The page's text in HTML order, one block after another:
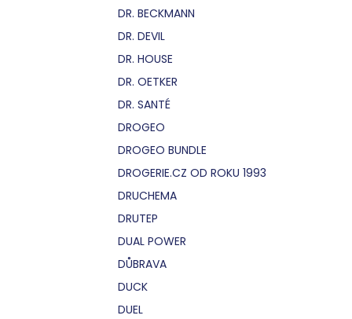
DR. BECKMANN
DR. DEVIL
DR. HOUSE
DR. OETKER
DR. SANTÉ
DROGEO
DROGEO BUNDLE
DROGERIE.CZ OD ROKU 1993
DRUCHEMA
DRUTEP
DUAL POWER
DŮBRAVA
DUCK
DUEL